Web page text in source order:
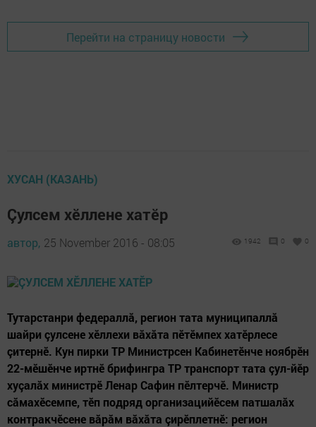
Перейти на страницу новости
ХУСАН (КАЗАНЬ)
Çулсем хӗллене хатӗр
автор, 25 November 2016 - 08:05 1942 0 0
Тутарстанри федераллă, регион тата муниципаллă
шайри çулсене хӗллехи вăхăта пӗтӗмпех хатӗрлесе
çитернӗ. Кун пирки ТР Министрсен Кабинетӗнче ноябрӗн
22-мӗшӗнче иртнӗ брифингра ТР транспорт тата çул-йӗр
хуçалăх министрӗ Ленар Сафин пӗлтерчӗ. Министр
сăмахӗсемпе, тӗп подряд организацийӗсем патшалăх
контракчӗсене вăрăм вăхăта çирӗплетнӗ: регион